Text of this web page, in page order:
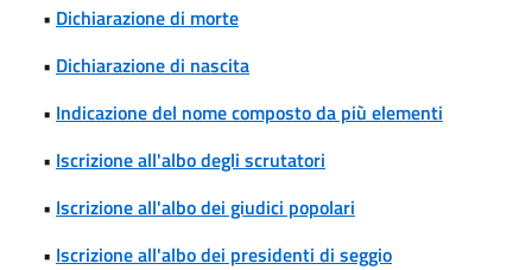
• Dichiarazione di morte
• Dichiarazione di nascita
• Indicazione del nome composto da più elementi
• Iscrizione all'albo degli scrutatori
• Iscrizione all'albo dei giudici popolari
• Iscrizione all'albo dei presidenti di seggio